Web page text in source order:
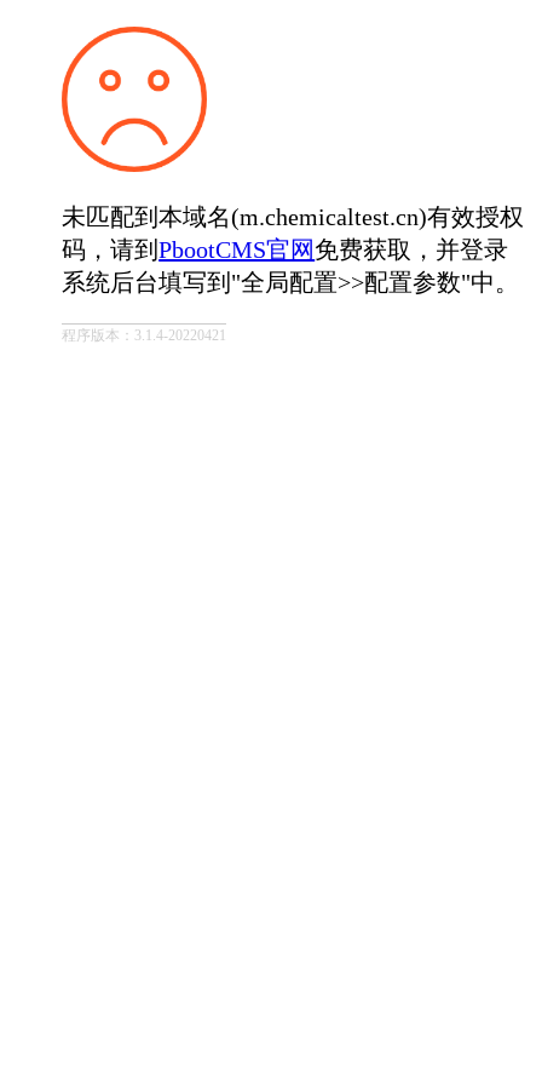
未匹配到本域名(m.chemicaltest.cn)有效授权
码，请到PbootCMS官网免费获取，并登录
系统后台填写到"全局配置>>配置参数"中。
程序版本：3.1.4-20220421